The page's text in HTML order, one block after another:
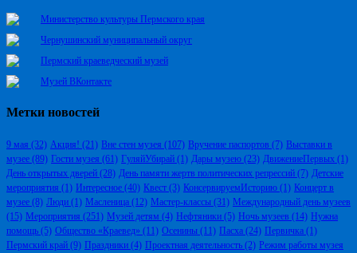
Министерство культуры Пермского края
Чернушинский муниципальный округ
Пермский краеведческий музей
Музей ВКонтакте
Метки новостей
9 мая (32) Акция! (21) Вне стен музея (107) Вручение паспортов (7) Выставки в
музее (89) Гости музея (61) ГуляйУбирай (1) Дары музею (23) ДвижениеПервых (1)
День открытых дверей (28) День памяти жертв политических репрессий (7) Детские
мероприятия (1) Интересное (40) Квест (3) КонсервируемИсторию (1) Концерт в
музее (8) Люди (1) Масленица (12) Мастер-классы (31) Международный день музеев
(15) Мероприятия (251) Музей детям (4) Нефтяники (5) Ночь музеев (14) Нужна
помощь (5) Общество «Краевед» (11) Осенины (11) Пасха (24) Первичка (1)
Пермский край (9) Праздники (4) Проектная деятельность (2) Режим работы музея